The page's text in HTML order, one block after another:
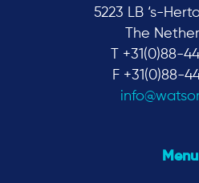
5223 LB ‘s-
The
T +31(0)88-
F +31(0)88-
Menu